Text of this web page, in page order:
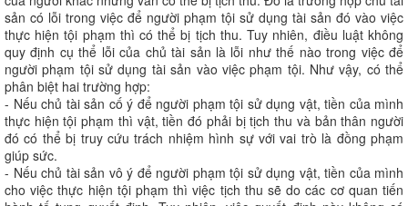
sản có lỗi trong việc để người phạm tội sử dụng tài sản đó vào việc
thực hiện tội phạm thì có thể bị tịch thu. Tuy nhiên, điều luật không
quy định cụ thể lỗi của chủ tài sản là lỗi như thế nào trong việc để
người phạm tội sử dụng tài sản vào việc phạm tội. Như vậy, có thể
phân biệt hai trường hợp:
- Nếu chủ tài sản cố ý để người phạm tội sử dụng vật, tiền của mình
thực hiện tội phạm thì vật, tiền đó phải bị tịch thu và bản thân người
đó có thể bị truy cứu trách nhiệm hình sự với vai trò là đồng phạm
giúp sức.
- Nếu chủ tài sản vô ý để người phạm tội sử dụng vật, tiền của mình
cho việc thực hiện tội phạm thì việc tịch thu sẽ do các cơ quan tiến